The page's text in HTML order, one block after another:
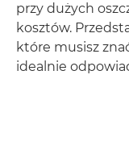
przy dużych
kosztów.
które musisz
idealnie